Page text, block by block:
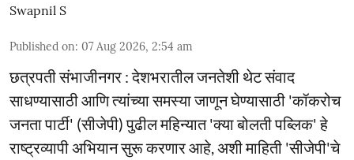
Swapnil S
Published on: 07 Aug 2026, 2:54 am
छत्रपती संभाजीनगर : देशभरातील जनतेशी थेट संवाद
साधण्यासाठी आणि त्यांच्या समस्या जाणून घेण्यासाठी 'कॉकरोच
जनता पार्टी' (सीजेपी) पुढील महिन्यात 'क्या बोलती पब्लिक' हे
राष्ट्रव्यापी अभियान सुरू करणार आहे, अशी माहिती 'सीजेपी'चे